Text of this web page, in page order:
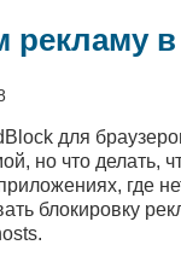
рекламу
для
но что делать,
где
блокировку